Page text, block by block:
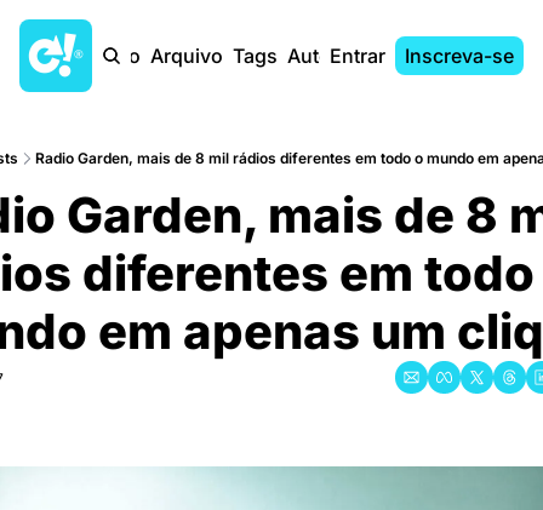
Início Arquivo Tags AutoresEntrar Inscreva-se
Radio Garden, mais de 8 mil rádios diferentes em todo o mundo em
Garden, mais de 8
diferentes em todo
em apenas um